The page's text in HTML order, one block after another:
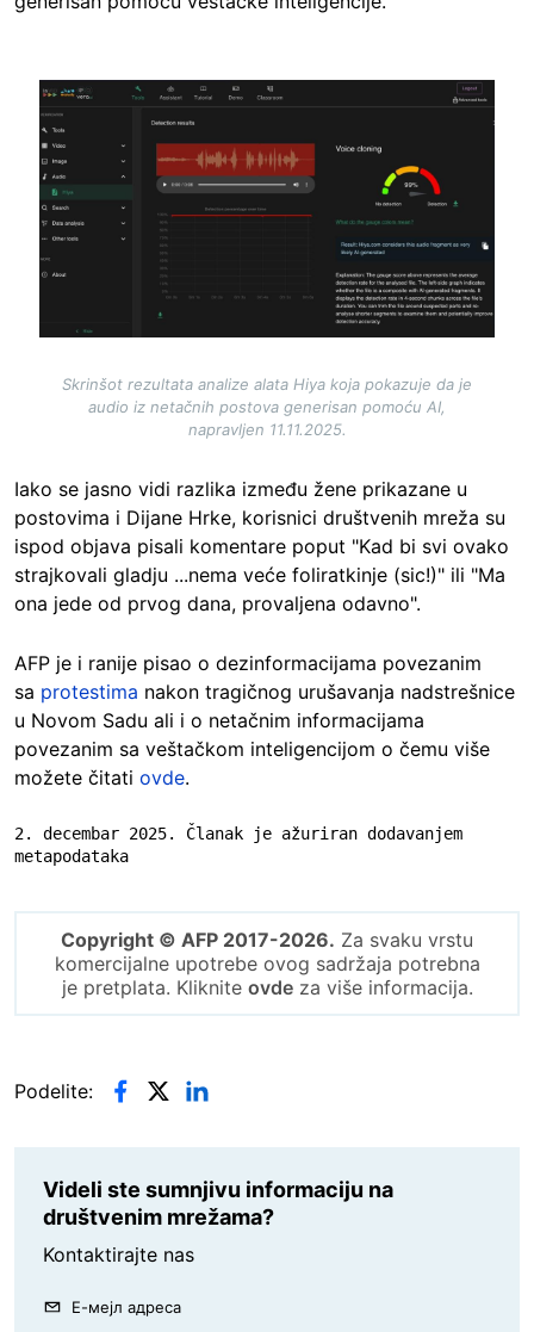
Image
Skrinšot rezultata analize alata Hiya koja pokazuje da je
audio iz netačnih postova generisan pomoću AI,
napravljen 11.11.2025.
Iako se jasno vidi razlika između žene prikazane u
postovima i Dijane Hrke, korisnici društvenih mreža su
ispod objava pisali komentare poput "Kad bi svi ovako
strajkovali gladju ...nema veće foliratkinje (sic!)" ili "Ma
ona jede od prvog dana, provaljena odavno".
AFP je i ranije pisao o dezinformacijama povezanim
sa protestima nakon tragičnog urušavanja nadstrešnice
u Novom Sadu ali i o netačnim informacijama
povezanim sa veštačkom inteligencijom o čemu više
možete čitati ovde.
2. decembar 2025. Članak je ažuriran dodavanjem
metapodataka
Copyright © AFP 2017-2026. Za svaku vrstu
komercijalne upotrebe ovog sadržaja potrebna
je pretplata. Kliknite ovdeza više informacija.
Podelite:
Videli ste sumnjivu informaciju na
društvenim mrežama?
Kontaktirajte nas
Е-мејл адреса